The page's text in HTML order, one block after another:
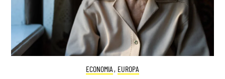
ECONOMIA , EUROPA